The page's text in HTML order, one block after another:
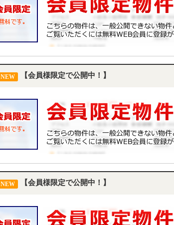
NEW 【会員様限定で公開中！】
NEW 【会員様限定で公開中！】